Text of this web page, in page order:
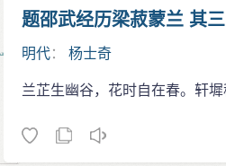
没有回答，于是问杨士奇。他对
皇帝两次派遣其就藩，都不肯
都，马上就请留守南京。这些
题邵武经历梁菽蒙兰 其三
明代：杨士奇
兰芷生幽谷，花时自在春。轩墀